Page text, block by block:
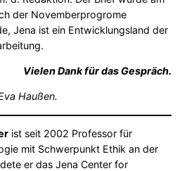
der Novemberprogrome
Jena ist ein Entwicklungsland der
Vielen Dank für das Gespräch.
Haußen.
ist seit 2002 Professor für
mit Schwerpunkt Ethik an der
er das Jena Center for